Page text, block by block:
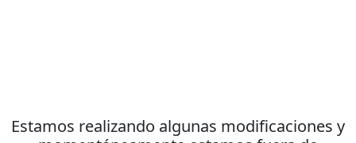
Estamos realizando algunas modificaciones y